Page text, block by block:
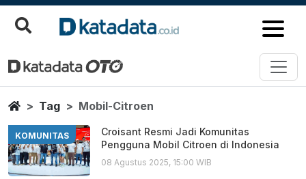
Mobil Citroen
Berita Terbaru
HomeTag Mobil-Citroen
KOMUNITAS
Croisant Resmi Jadi Komunitas
Pengguna Mobil Citroen di Indonesia
08 Agustus 2025, 15:00 WIB